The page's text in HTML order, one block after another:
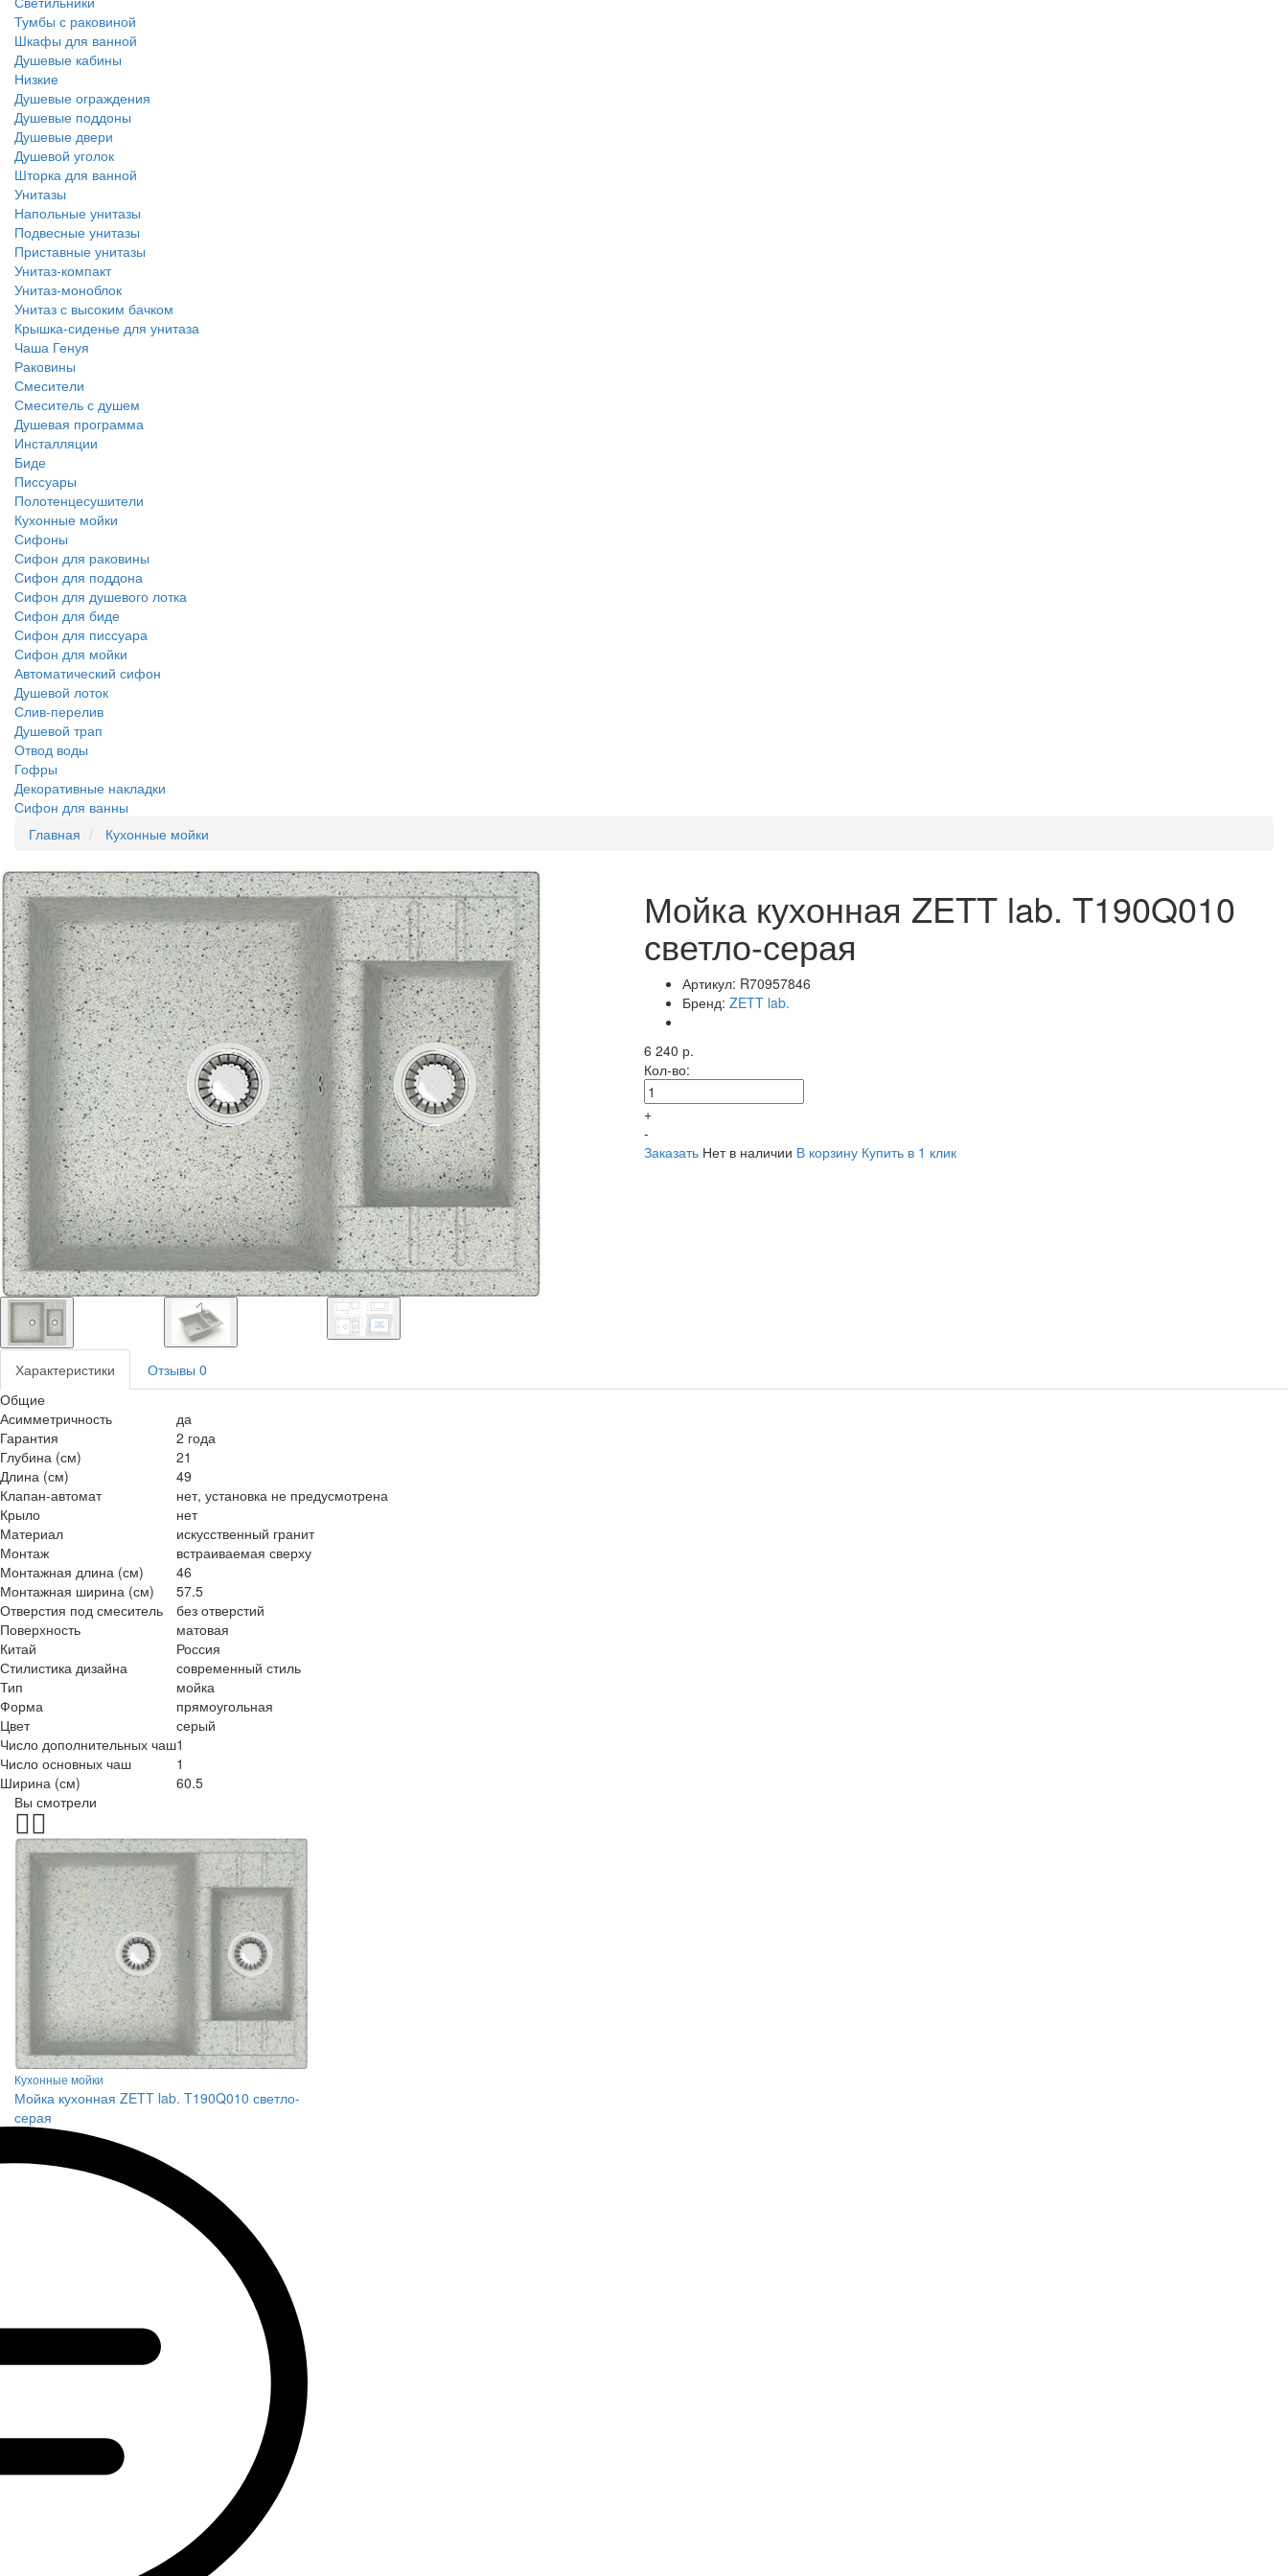
Тумбы с раковиной
Шкафы для ванной
Душевые кабины
Низкие
Душевые ограждения
Душевые поддоны
Душевые двери
Душевой уголок
Шторка для ванной
Унитазы
Напольные унитазы
Подвесные унитазы
Приставные унитазы
Унитаз-компакт
Унитаз-моноблок
Унитаз с высоким бачком
Крышка-сиденье для унитаза
Чаша Генуя
Раковины
Смесители
Смеситель с душем
Душевая программа
Инсталляции
Биде
Писсуары
Полотенцесушители
Кухонные мойки
Сифоны
Сифон для раковины
Сифон для поддона
Сифон для душевого лотка
Сифон для биде
Сифон для писсуара
Сифон для мойки
Автоматический сифон
Душевой лоток
Слив-перелив
Душевой трап
Отвод воды
Гофры
Декоративные накладки
Сифон для ванны
Главная
Кухонные мойки
Мойка кухонная ZETT lab. T190Q010
светло-серая
Артикул: R70957846
Бренд: ZETT lab.
6 240 р.
Кол-во:
+
-
Заказать Нет в наличии В корзину Купить в 1 клик
Характеристики Отзывы 0
Общие
Асимметричность
да
Гарантия
2 года
Глубина (см)
21
Длина (см)
49
Клапан-автомат
нет, установка не предусмотрена
Крыло
нет
Материал
искусственный гранит
Монтаж
встраиваемая сверху
Монтажная длина (см)
46
Монтажная ширина (см)
57.5
Отверстия под смеситель
без отверстий
Поверхность
матовая
Китай
Россия
Стилистика дизайна
современный стиль
Тип
мойка
Форма
прямоугольная
Цвет
серый
Число дополнительных чаш1
Число основных чаш
1
Ширина (см)
60.5
Вы смотрели
Кухонные мойки
Мойка кухонная ZETT lab. T190Q010 светло-
серая